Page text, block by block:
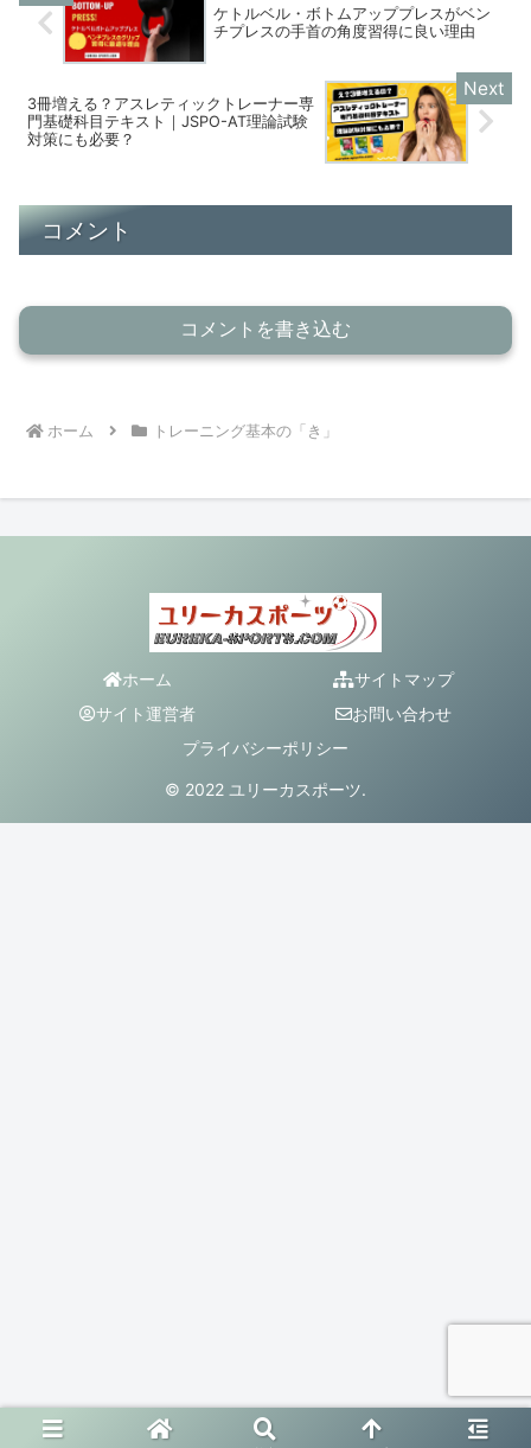
ケトルベル・ボトムアッププレスがベン
チプレスの手首の角度習得に良い理由
3冊増える？アスレティックトレーナー専
門基礎科目テキスト｜JSPO-AT理論試験
対策にも必要？
コメント
コメントを書き込む
ホーム トレーニング基本の「き」
ホーム
サイトマップ
サイト運営者
お問い合わせ
プライバシーポリシー
© 2022 ユリーカスポーツ.